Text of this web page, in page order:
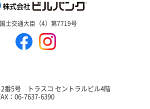
国土交通大臣（4）第7719号
番5号 トラスコ セントラルビル4階
：06-7637-6390